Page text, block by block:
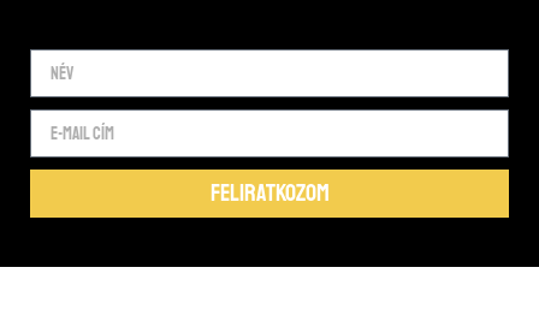
FELIRATKOZOM